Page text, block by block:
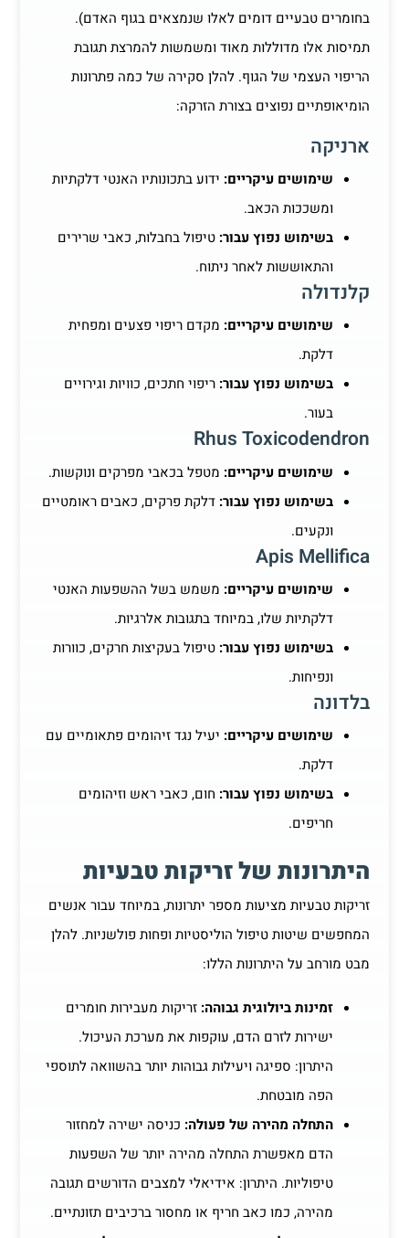
בחומרים טבעיים דומים לאלו שנמצאים בגוף האדם).
תמיסות אלו מדוללות מאוד ומשמשות להמרצת תגובת
הריפוי העצמי של הגוף. להלן סקירה של כמה פתרונות
הומיאופתיים נפוצים בצורת הזרקה:
ארניקה
שימושים עיקריים: ידוע בתכונותיו האנטי דלקתיות
ומשככות הכאב.
בשימוש נפוץ עבור: טיפול בחבלות, כאבי שרירים
והתאוששות לאחר ניתוח.
קלנדולה
שימושים עיקריים: מקדם ריפוי פצעים ומפחית
דלקת.
בשימוש נפוץ עבור: ריפוי חתכים, כוויות וגירויים
בעור.
Rhus Toxicodendron
שימושים עיקריים: מטפל בכאבי מפרקים ונוקשות.
בשימוש נפוץ עבור: דלקת פרקים, כאבים ראומטיים
ונקעים.
Apis Mellifica
שימושים עיקריים: משמש בשל ההשפעות האנטי
דלקתיות שלו, במיוחד בתגובות אלרגיות.
בשימוש נפוץ עבור: טיפול בעקיצות חרקים, כוורות
ונפיחות.
בלדונה
שימושים עיקריים: יעיל נגד זיהומים פתאומיים עם
דלקת.
בשימוש נפוץ עבור: חום, כאבי ראש וזיהומים
חריפים.
היתרונות של זריקות טבעיות
זריקות טבעיות מציעות מספר יתרונות, במיוחד עבור אנשים
המחפשים שיטות טיפול הוליסטיות ופחות פולשניות. להלן
מבט מורחב על היתרונות הללו:
זמינות ביולוגית גבוהה: זריקות מעבירות חומרים
ישירות לזרם הדם, עוקפות את מערכת העיכול.
היתרון: ספיגה ויעילות גבוהות יותר בהשוואה לתוספי
הפה מובטחת.
התחלה מהירה של פעולה: כניסה ישירה למחזור
הדם מאפשרת התחלה מהירה יותר של השפעות
טיפוליות. היתרון: אידיאלי למצבים הדורשים תגובה
מהירה, כמו כאב חריף או מחסור ברכיבים תזונתיים.